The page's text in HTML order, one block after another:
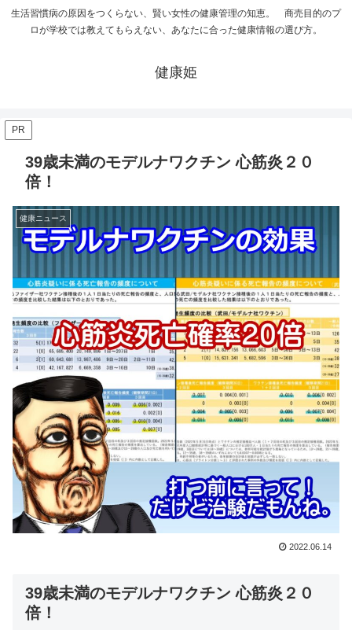
生活習慣病の原因をつくらない、賢い女性の健康管理の知恵。 商売目的のプ
ロが学校では教えてもらえない、あなたに合った健康情報の選び方。
健康姫
PR
39歳未満のモデルナワクチン 心筋炎２０
倍！
健康ニュース
2022.06.14
39歳未満のモデルナワクチン 心筋炎２０
倍！